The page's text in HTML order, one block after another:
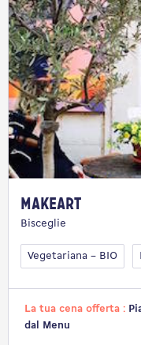
makeArt
Bisceglie
Vegetariana – BIO
La tua cena offerta :
dal Menu